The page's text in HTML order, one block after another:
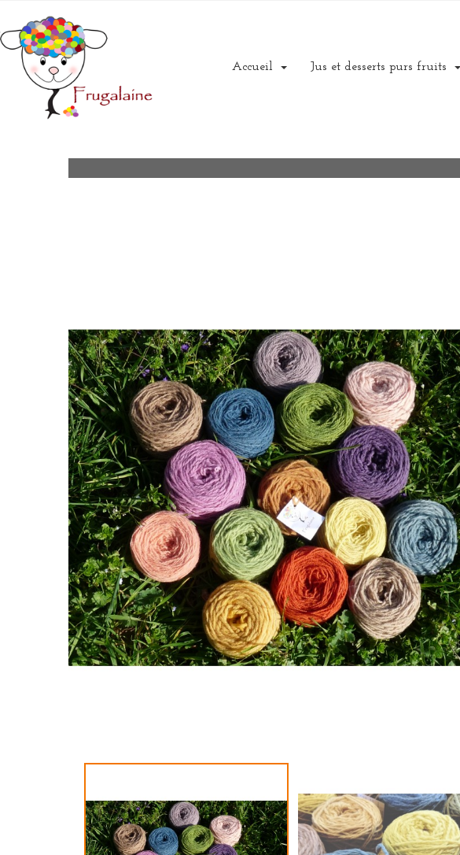
Accueil Jus et desserts purs fruits